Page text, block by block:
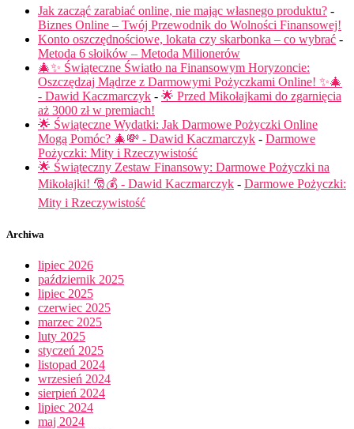
Jak zacząć zarabiać online, nie mając własnego produktu? -
Biznes Online – Twój Przewodnik do Wolności Finansowej!
Konto oszczędnościowe, lokata czy skarbonka – co wybrać -
Metoda 6 słoików – Metoda Milionerów
🎄✨ Świąteczne Światło na Finansowym Horyzoncie:
Oszczędzaj Mądrze z Darmowymi Pożyczkami Online! ✨🎄
- Dawid Kaczmarczyk - 🌟 Przed Mikołajkami do zgarnięcia
aż 3000 zł w premiach!
🌟 Świąteczne Wydatki: Jak Darmowe Pożyczki Online
Mogą Pomóc? 🎄💸 - Dawid Kaczmarczyk - Darmowe
Pożyczki: Mity i Rzeczywistość
🌟 Świąteczny Zestaw Finansowy: Darmowe Pożyczki na
Mikołajki! 🎅💰 - Dawid Kaczmarczyk - Darmowe Pożyczki:
Mity i Rzeczywistość
Archiwa
lipiec 2026
październik 2025
lipiec 2025
czerwiec 2025
marzec 2025
luty 2025
styczeń 2025
listopad 2024
wrzesień 2024
sierpień 2024
lipiec 2024
maj 2024